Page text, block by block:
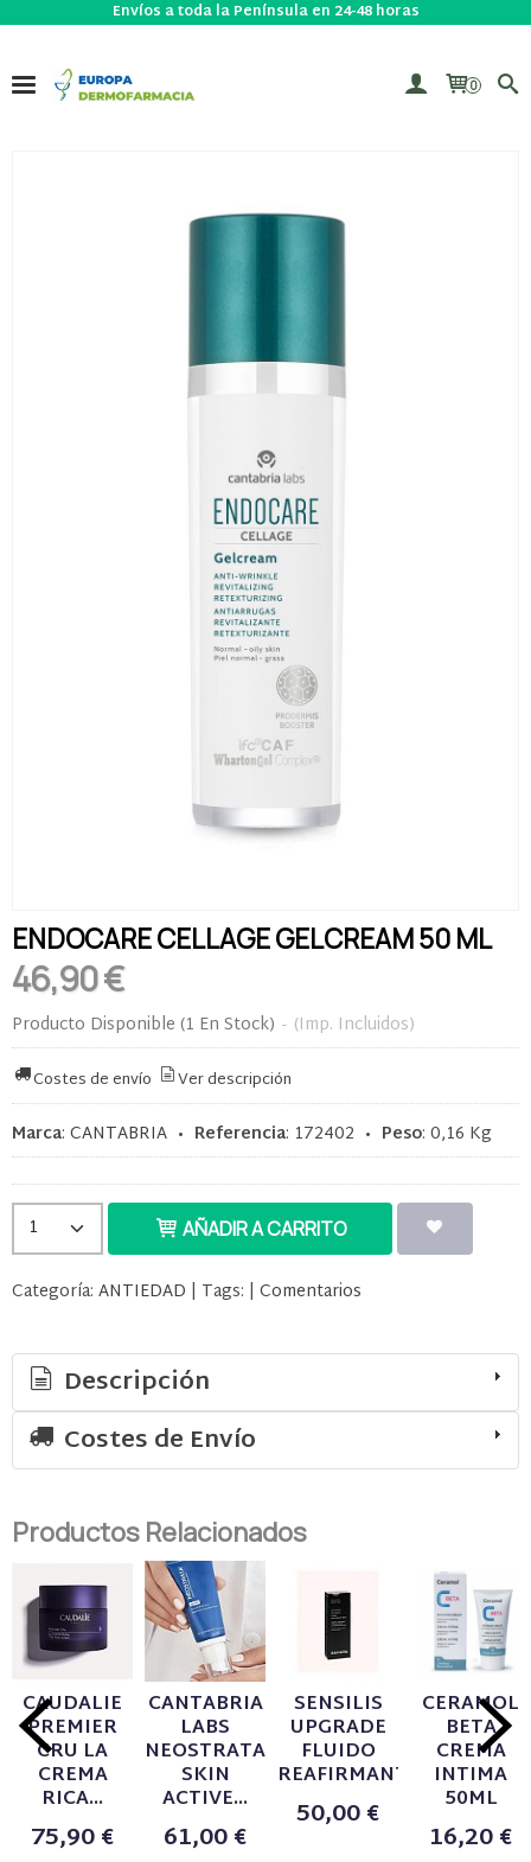
Envíos a toda la Península en 24-48 horas
0
ENDOCARE CELLAGE GELCREAM 50 ML
46,90 €
Producto Disponible (1 En Stock) - (Imp. Incluidos)
Costes de envío Ver descripción
Marca: CANTABRIA • Referencia: 172402 • Peso: 0,16 Kg
AÑADIR A CARRITO
Categoría: ANTIEDAD | Tags: | Comentarios
Descripción
Costes de Envío
Productos Relacionados
CAUDALIE
PREMIER
CRU LA
CREMA
RICA...
75,90 €
CANTABRIA
LABS
NEOSTRATA
SKIN
ACTIVE...
61,00 €
SENSILIS
UPGRADE
FLUIDO
REAFIRMANTE...
50,00 €
CERAMOL
BETA
CREMA
INTIMA
50ML
16,20 €